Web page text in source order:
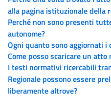
alla pagina istituzionale della
Perché non sono presenti
autonome?
Ogni quanto sono aggiornati i
Come posso scaricare un atto
I testi normativi ricercabili
Regionale possono essere
liberamente altrove?